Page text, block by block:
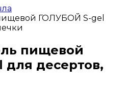
ГОЛУБОЙ S-gel
пищевой
десертов,